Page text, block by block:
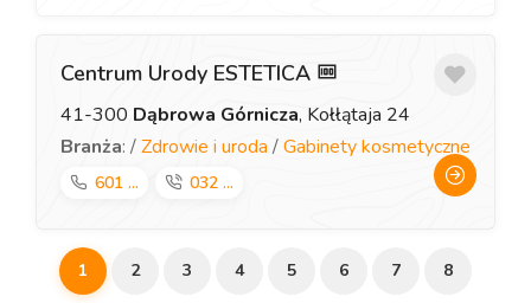
Centrum Urody ESTETICA
41-300 Dąbrowa Górnicza, Kołłątaja 24
Branża: /Zdrowie i uroda /Gabinety kosmetyczne
601 ... 032 ...
1 2 3 4 5 6 7 8